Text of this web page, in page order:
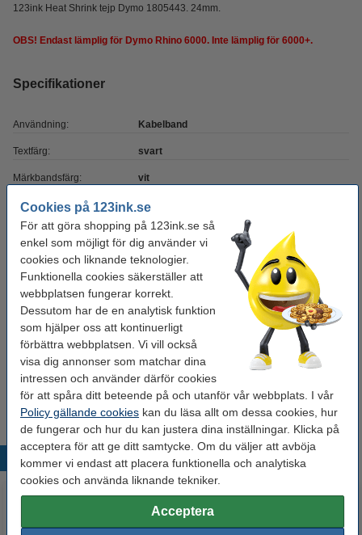
Cookies på 123ink.se
För att göra shopping på 123ink.se så
enkel som möjligt för dig använder vi
cookies och liknande teknologier.
Funktionella cookies säkerställer att
webbplatsen fungerar korrekt.
Dessutom har de en analytisk funktion
som hjälper oss att kontinuerligt
förbättra webbplatsen. Vi vill också
visa dig annonser som matchar dina
intressen och använder därför cookies
för att spåra ditt beteende på och utanför vår webbplats. I vår
Policy gällande cookies kan du läsa allt om dessa cookies, hur
de fungerar och hur du kan justera dina inställningar. Klicka på
acceptera för att ge ditt samtycke. Om du väljer att avböja
kommer vi endast att placera funktionella och analytiska
cookies och använda liknande tekniker.
Acceptera
123ink Heat Shrink tejp Dymo 1805443. 24mm.
OBS! Endast lämplig för Dymo Rhino 6000. Inte lämplig för 6000+.
Specifikationer
Användning: Kabelband
Textfärg: svart
Märkbandsfärg: vit
Mått: 24 mm x 1,5 m
Varumärke: 123ink
Sort: värmekrympning
Vårt artikelnr: 088703
Nummer: 1805443
Tips
Vi råder er att beställa denna produkt istället för originalprodukten!
Populära produkter